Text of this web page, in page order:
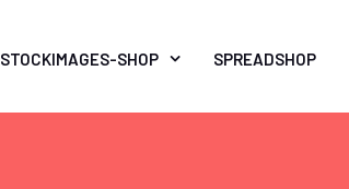
STOCKIMAGES-SHOP SPREADSHOP